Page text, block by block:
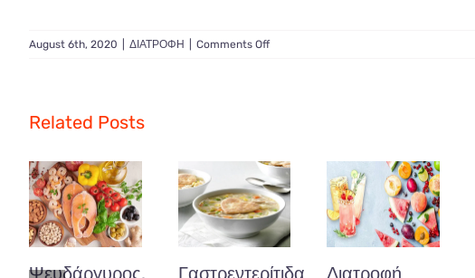
August 6th, 2020 ΔΙΑΤΡΟΦΗ Comments Offon
Related Posts
Ψευδάργυρος.
Γαστρεντερίτιδα
Διατροφή